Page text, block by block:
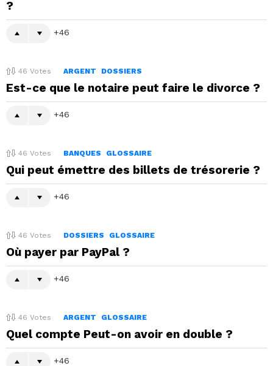
?
46
46 Votes ARGENT DOSSIERS
Est-ce que le notaire peut faire le divorce ?
46
46 Votes BANQUES GLOSSAIRE
Qui peut émettre des billets de trésorerie ?
46
46 Votes DOSSIERS GLOSSAIRE
Où payer par PayPal ?
46
46 Votes ARGENT GLOSSAIRE
Quel compte Peut-on avoir en double ?
46